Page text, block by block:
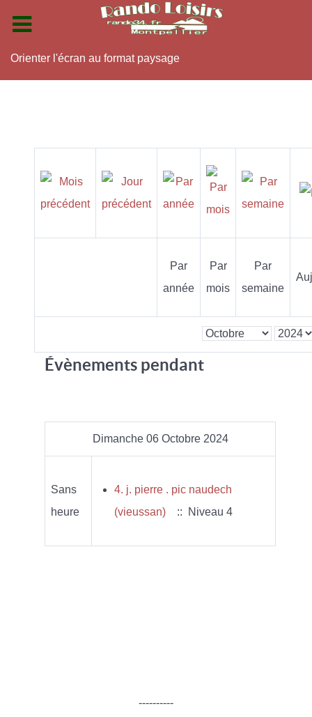
Orienter l'écran au format paysage
Par
année
Par
mois
Par
semaine
Évènements pendant
Dimanche 06 Octobre 2024
Sans
heure
4. j. pierre . pic naudech
(vieussan)
:: Niveau 4
----------